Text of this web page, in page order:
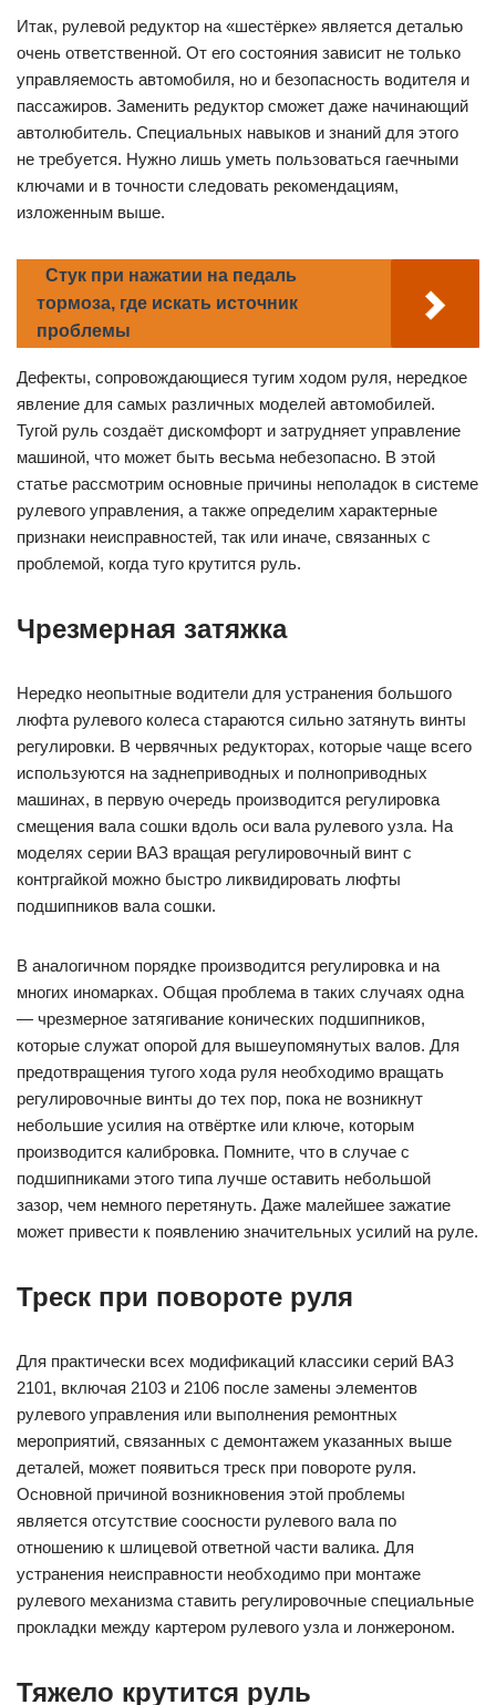
Итак, рулевой редуктор на «шестёрке» является деталью
очень ответственной. От его состояния зависит не только
управляемость автомобиля, но и безопасность водителя и
пассажиров. Заменить редуктор сможет даже начинающий
автолюбитель. Специальных навыков и знаний для этого
не требуется. Нужно лишь уметь пользоваться гаечными
ключами и в точности следовать рекомендациям,
изложенным выше.
Стук при нажатии на педаль
тормоза, где искать источник
проблемы
Дефекты, сопровождающиеся тугим ходом руля, нередкое
явление для самых различных моделей автомобилей.
Тугой руль создаёт дискомфорт и затрудняет управление
машиной, что может быть весьма небезопасно. В этой
статье рассмотрим основные причины неполадок в системе
рулевого управления, а также определим характерные
признаки неисправностей, так или иначе, связанных с
проблемой, когда туго крутится руль.
Чрезмерная затяжка
Нередко неопытные водители для устранения большого
люфта рулевого колеса стараются сильно затянуть винты
регулировки. В червячных редукторах, которые чаще всего
используются на заднеприводных и полноприводных
машинах, в первую очередь производится регулировка
смещения вала сошки вдоль оси вала рулевого узла. На
моделях серии ВАЗ вращая регулировочный винт с
контргайкой можно быстро ликвидировать люфты
подшипников вала сошки.
В аналогичном порядке производится регулировка и на
многих иномарках. Общая проблема в таких случаях одна
— чрезмерное затягивание конических подшипников,
которые служат опорой для вышеупомянутых валов. Для
предотвращения тугого хода руля необходимо вращать
регулировочные винты до тех пор, пока не возникнут
небольшие усилия на отвёртке или ключе, которым
производится калибровка. Помните, что в случае с
подшипниками этого типа лучше оставить небольшой
зазор, чем немного перетянуть. Даже малейшее зажатие
может привести к появлению значительных усилий на руле.
Треск при повороте руля
Для практически всех модификаций классики серий ВАЗ
2101, включая 2103 и 2106 после замены элементов
рулевого управления или выполнения ремонтных
мероприятий, связанных с демонтажем указанных выше
деталей, может появиться треск при повороте руля.
Основной причиной возникновения этой проблемы
является отсутствие соосности рулевого вала по
отношению к шлицевой ответной части валика. Для
устранения неисправности необходимо при монтаже
рулевого механизма ставить регулировочные специальные
прокладки между картером рулевого узла и лонжероном.
Тяжело крутится руль